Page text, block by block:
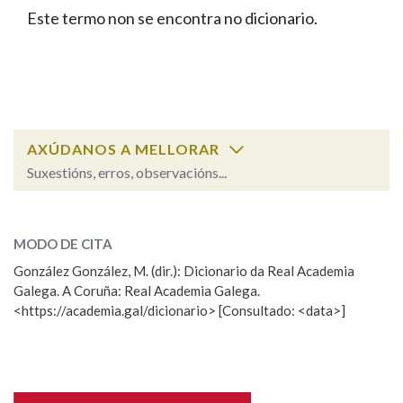
FIGURAS HOMENAXEADAS
PORTAL DAS PALABRAS
Facebook
TwitterYoutubeInstagram
Bluesky
BUSCAR NOS LEMAS
Remata por
BUSCAR NO CONTIDO
Nas definicións
Este termo non se encontra no dicionario.
AXÚDANOS A MELLORAR
Suxestións, erros, observacións...
Observación
Nome
MODO DE CITA
González González, M. (dir.): Dicionario da Real Academia
Galega. A Coruña: Real Academia Galega.
<https://academia.gal/dicionario> [Consultado: <data>]